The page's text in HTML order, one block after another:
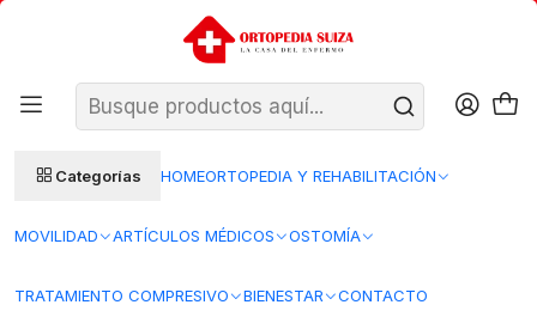
Categorías HOMEORTOPEDIA Y REHABILITACIÓN
MOVILIDAD ARTÍCULOS MÉDICOS OSTOMÍA
TRATAMIENTO COMPRESIVO BIENESTAR CONTACTO
SANTIAGO: ENTREGA AL DÍA HÁBIL SIGUIENTE (L–V)
REGIONES 48–72 HORAS HÁBILES
Navidad Ayudas Técnicas